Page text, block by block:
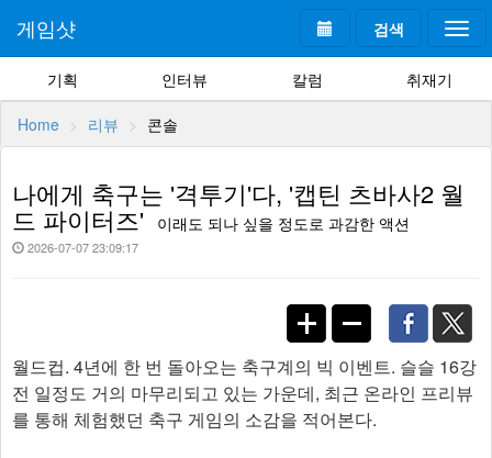
검색
게임샷
기획 인터뷰 칼럼 취재기
Home 리뷰 콘솔
나에게 축구는 '격투기'다, '캡틴 츠바사2 월
드 파이터즈' 이래도 되나 싶을 정도로 과감한 액션
2026-07-07 23:09:17
월드컵. 4년에 한 번 돌아오는 축구계의 빅 이벤트. 슬슬 16강
전 일정도 거의 마무리되고 있는 가운데, 최근 온라인 프리뷰
를 통해 체험했던 축구 게임의 소감을 적어본다.